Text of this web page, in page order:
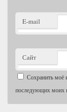
E-mail
Сайт
Сохранить моё
последующих моих